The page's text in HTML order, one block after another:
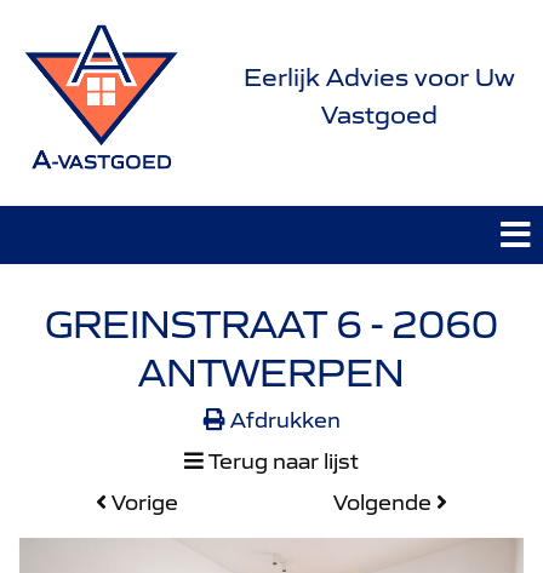
Eerlijk Advies voor Uw
Vastgoed
GREINSTRAAT 6 - 2060
ANTWERPEN
Afdrukken
Terug naar lijst
Vorige
Volgende